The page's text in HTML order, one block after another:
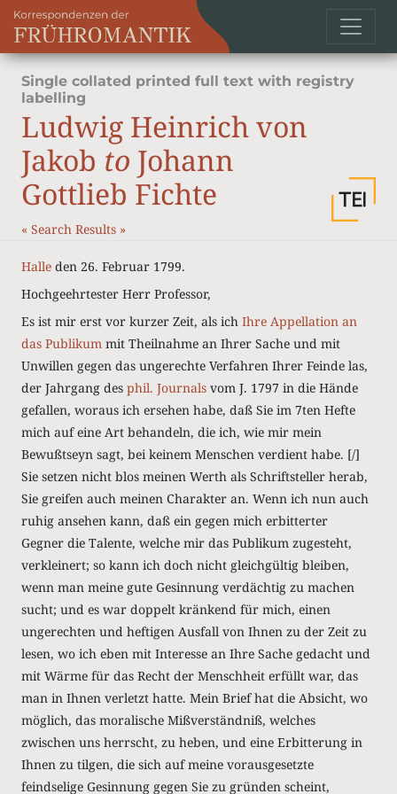
Single collated printed full text with registry
labelling
Ludwig Heinrich von
Jakob to Johann
Gottlieb Fichte
« Search Results »
Halle den 26. Februar 1799.
Hochgeehrtester Herr Professor,
Es ist mir erst vor kurzer Zeit, als ich Ihre Appellation an
das Publikum mit Theilnahme an Ihrer Sache und mit
Unwillen gegen das ungerechte Verfahren Ihrer Feinde las,
der Jahrgang des phil. Journals vom J. 1797 in die Hände
gefallen, woraus ich ersehen habe, daß Sie im 7ten Hefte
mich auf eine Art behandeln, die ich, wie mir mein
Bewußtseyn sagt, bei keinem Menschen verdient habe. [/]
Sie setzen nicht blos meinen Werth als Schriftsteller herab,
Sie greifen auch meinen Charakter an. Wenn ich nun auch
ruhig ansehen kann, daß ein gegen mich erbitterter
Gegner die Talente, welche mir das Publikum zugesteht,
verkleinert; so kann ich doch nicht gleichgültig bleiben,
wenn man meine gute Gesinnung verdächtig zu machen
sucht; und es war doppelt kränkend für mich, einen
ungerechten und heftigen Ausfall von Ihnen zu der Zeit zu
lesen, wo ich eben mit Interesse an Ihre Sache gedacht und
mit Wärme für das Recht der Menschheit erfüllt war, das
man in Ihnen verletzt hatte. Mein Brief hat die Absicht, wo
möglich, das moralische Mißverständniß, welches
zwischen uns herrscht, zu heben, und eine Erbitterung in
Ihnen zu tilgen, die sich auf meine vorausgesetzte
feindselige Gesinnung gegen Sie zu gründen scheint,